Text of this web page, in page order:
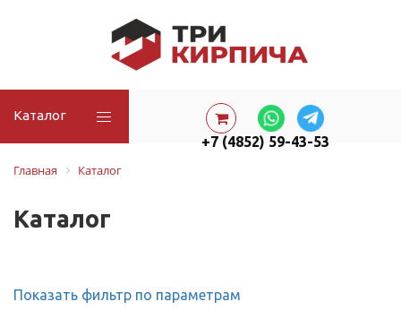
Каталог
+7 (4852) 59-43-53
Главная
Каталог
Каталог
Показать фильтр по параметрам